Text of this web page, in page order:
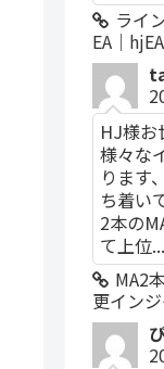
ライ
EA｜
HJ様お
様々な
ります
ち着い
2本の
て上位...
MA2
更イン